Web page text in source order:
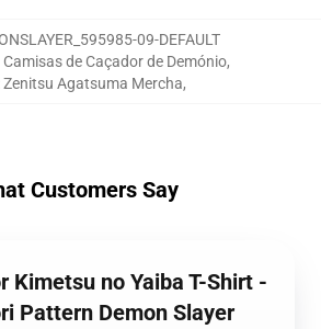
09-DEFAULT
Camisas de Caçador de Demónio,
Zenitsu Agatsuma Mercha,
Customers Say
Kimetsu no Yaiba T-Shirt -
Pattern Demon Slayer